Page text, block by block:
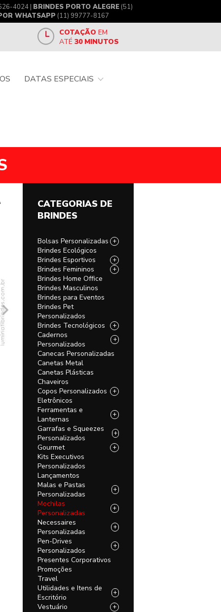
4024 | BRINDES PORTO ALEGRE(51)
WHATSAPP (11) 99777-8167
COTAÇÃO EM
ATÉ 30 MINUTOS
DATAS ESPECIAIS
CATEGORIAS DE
BRINDES
Bolsas Personalizadas +
Brindes Ecológicos
Brindes Esportivos
+
Brindes Femininos +
Brindes Home Office
Brindes Masculinos
Brindes para Eventos
Brindes Pet
Personalizados
Brindes Tecnológicos
+
Cadernos
Personalizados
+
Canecas Personalizadas
Canetas Metal
Canetas Plásticas
Chaveiros
Copos Personalizados
+
Eletrônicos
Ferramentas e
Lanternas
+
Garrafas e Squeezes
Personalizados
+
Gourmet +
Kits Executivos
Personalizados
Lançamentos
Malas e Pastas
Personalizadas
+
Mochilas
Personalizadas
+
Necessaires
Personalizadas
+
Pen-Drives
Personalizados
+
Presentes Corporativos
Promoções
Travel
Utilidades e Itens de
Escritório
+
Vestuário +